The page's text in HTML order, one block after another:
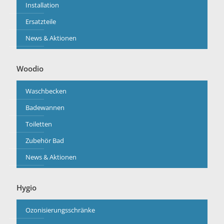
Installation
Ersatzteile
News & Aktionen
Woodio
Waschbecken
Badewannen
Toiletten
Zubehör Bad
News & Aktionen
Hygio
Ozonisierungsschränke